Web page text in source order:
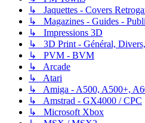
↳ Jaquettes - Covers
↳ Magazines - Guides -
↳ Impressions 3D
↳ 3D Print - Général,
↳ PVM - BVM
↳ Arcade
↳ Atari
↳ Amiga - A500, A500+,
↳ Amstrad - GX4000 / CPC
↳ Microsoft Xbox